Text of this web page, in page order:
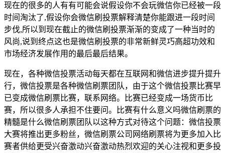
现在的很多的人有有可能会说假设你不会玩微信你已经被一段
时间淘汰了,假设你会微信刷投票解释清楚你能跟进一段时间
步伐,所以到现在截止的微信刷投票渐渐的变成了一种当时的
风尚,说到终点这也是微信刷投票的非常新鲜灵巧高超功效和
市场经济发展作用的最后最后结果。
现在，各种微信投票活动每天都在互联网和微信进步提升提升
行，微信投票是各种微信刷票团队，由于这个微信投票比赛早
已变成微信刷票比赛，联系网络。比赛已经变成一场货币比
赛，所以很多人承担不住要问。比赛有什么意义吗微信刷票的
精髓是什么微信刷票团队以这种方式对待这个问题：微信投票
大赛将推出更多粉丝，微信刷票公司网络刷票将为更多加入比
赛者供给更受兴奋激动兴奋激动热烈欢迎的关心注视和更多投